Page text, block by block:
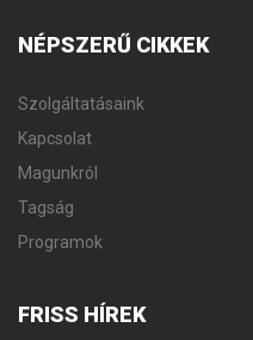
NÉPSZERŰ CIKKEK
Szolgáltatásaink
Kapcsolat
Magunkról
Tagság
Programok
FRISS HÍREK